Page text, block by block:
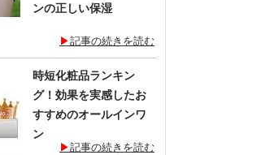
ンの正しい保湿
記事の続きを読む
時短化粧品ランキン
グ！効果を実感したお
すすめのオールインワ
ン
記事の続きを読む